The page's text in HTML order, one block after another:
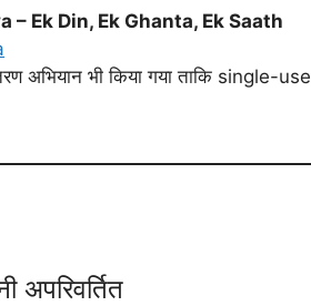
– Ek Din, Ek Ghanta, Ek Saath
अभियान भी किया गया ताकि single-use